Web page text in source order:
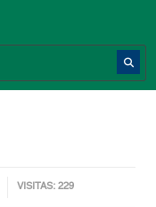
VISITAS: 229